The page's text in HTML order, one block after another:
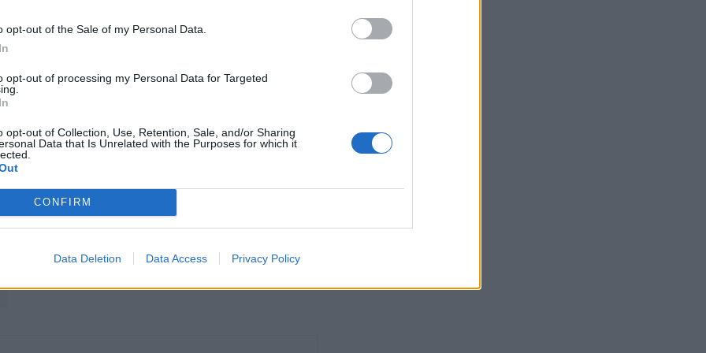
opt-out of the Sale of my Personal Data.
opt-out of processing my Personal Data for Targeted
opt-out of Collection, Use, Retention, Sale, and/or Sharing
Data that Is Unrelated with the Purposes for which it
CONFIRM
Data Deletion Data Access Privacy Policy
expectativa é que partilhe várias características com
alimentado por uma bateria de 54 kWh, capaz
Estes números permitem à versão mais desportiva
h em 5,9 segundos e atingir os 200 km/h de
este ano
para encomenda ainda em 2026, com a marca a
e comerciais nos próximos meses. A chegada
da Opel de oferecer uma gama elétrica mais
desempenho e emoção ao volante.